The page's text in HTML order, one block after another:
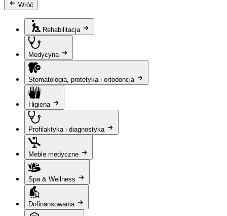
Wróć
Rehabilitacja
Medycyna
Stomatologia, protetyka i ortodoncja
Higiena
Profilaktyka i diagnostyka
Meble medyczne
Spa & Wellness
Dofinansowania